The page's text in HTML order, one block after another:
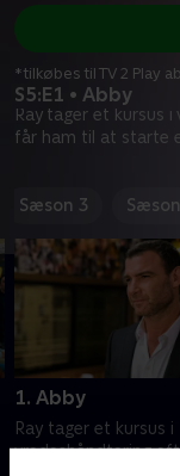
S5:E1 • Abby
Ray tager et kursus
får ham til at starte
*tilkøbes til TV 2 Play
Sæson 3
1. Abby
Ray tager et kursus i
vredeshåndtering